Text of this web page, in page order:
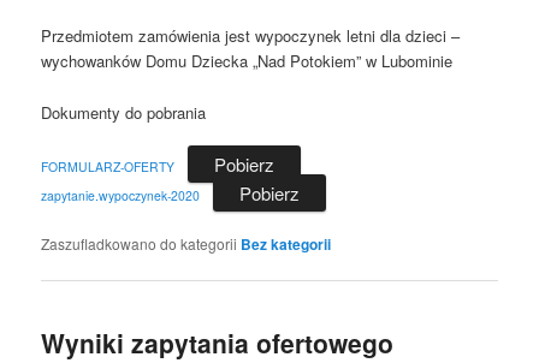
Przedmiotem zamówienia jest wypoczynek letni dla dzieci –
wychowanków Domu Dziecka „Nad Potokiem” w Lubominie
Dokumenty do pobrania
FORMULARZ-OFERTY Pobierz
zapytanie.wypoczynek-2020 Pobierz
Zaszufladkowano do kategorii Bez kategorii
Wyniki zapytania ofertowego